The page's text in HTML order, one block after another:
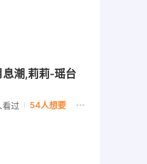
潮,莉莉-瑶台
过 54人想要